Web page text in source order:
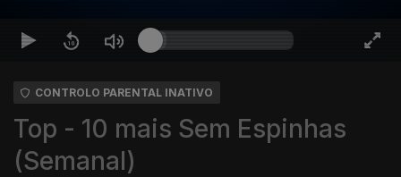
CONTROLO PARENTAL INATIVO
Top - 10 mais Sem Espinhas
(Semanal)